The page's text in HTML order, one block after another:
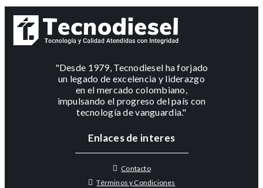
"Desde 1979, Tecnodiesel ha forjado
un legado de excelencia y liderazgo
en el mercado colombiano,
impulsando el progreso del país con
tecnología de vanguardia."
Enlaces de interes
Contacto
Términos y Condiciones